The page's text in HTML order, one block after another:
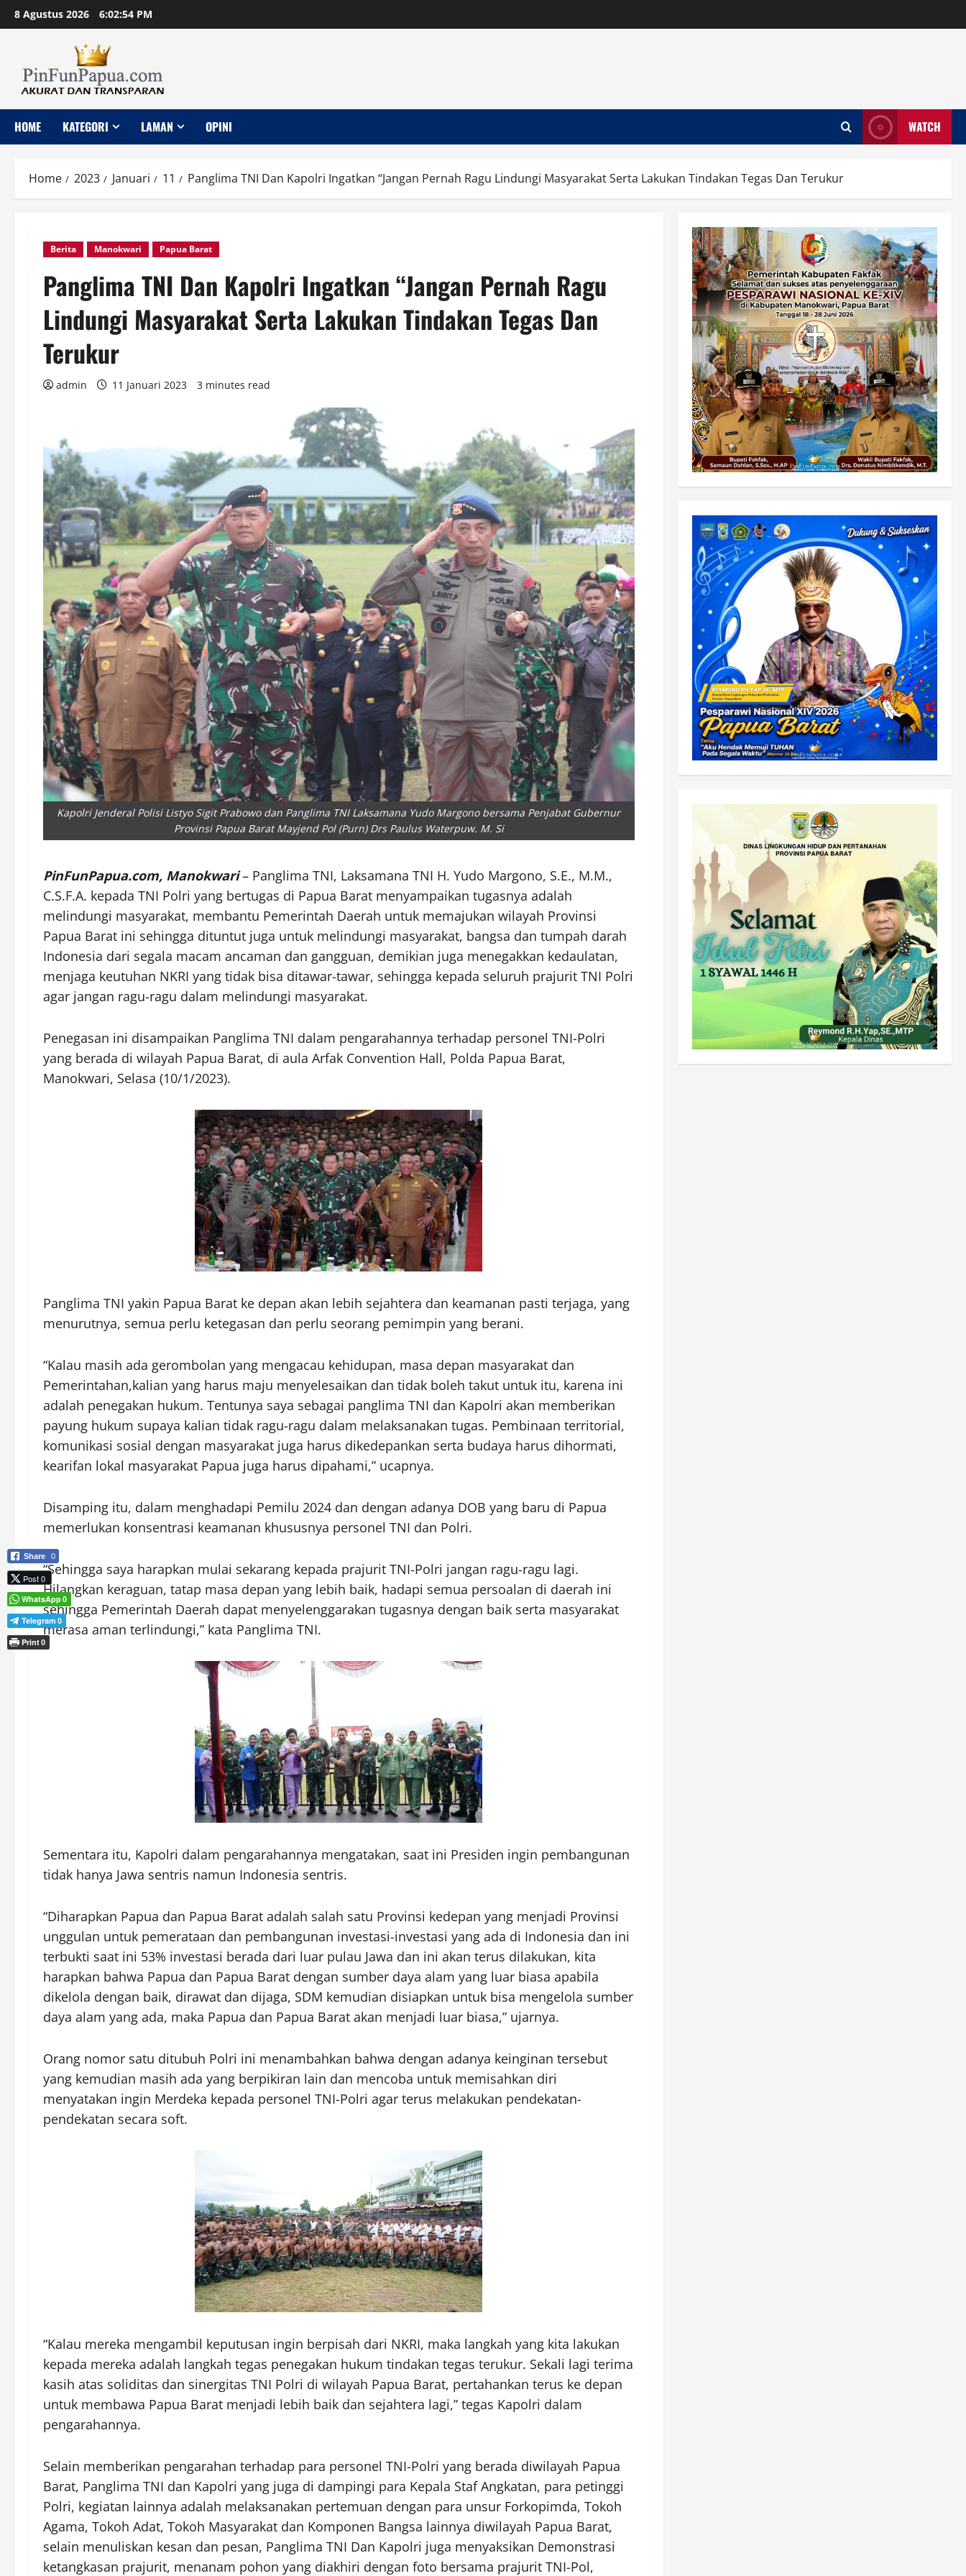
Skip
to
8 Agustus 2026 6:02:55 PM
HOME KATEGORI LAMAN OPINI WATCH
Home 2023 Januari 11 Panglima TNI Dan Kapolri Ingatkan “Jangan Pernah Ragu Lindungi Masyarakat Serta Lakukan Tindakan Tegas Dan Terukur
Berita Manokwari Papua Barat
Panglima TNI Dan Kapolri Ingatkan “Jangan Pernah Ragu
Lindungi Masyarakat Serta Lakukan Tindakan Tegas Dan
Terukur
admin 11 Januari 2023 3 minutes read
Kapolri Jenderal Polisi Listyo Sigit Prabowo dan Panglima TNI Laksamana Yudo Margono bersama Penjabat Gubernur
Provinsi Papua Barat Mayjend Pol (Purn) Drs Paulus Waterpuw. M. Si
PinFunPapua.com, Manokwari– Panglima TNI, Laksamana TNI H. Yudo Margono, S.E., M.M.,
C.S.F.A. kepada TNI Polri yang bertugas di Papua Barat menyampaikan tugasnya adalah
melindungi masyarakat, membantu Pemerintah Daerah untuk memajukan wilayah Provinsi
Papua Barat ini sehingga dituntut juga untuk melindungi masyarakat, bangsa dan tumpah darah
Indonesia dari segala macam ancaman dan gangguan, demikian juga menegakkan kedaulatan,
menjaga keutuhan NKRI yang tidak bisa ditawar-tawar, sehingga kepada seluruh prajurit TNI Polri
agar jangan ragu-ragu dalam melindungi masyarakat.
Penegasan ini disampaikan Panglima TNI dalam pengarahannya terhadap personel TNI-Polri
yang berada di wilayah Papua Barat, di aula Arfak Convention Hall, Polda Papua Barat,
Manokwari, Selasa (10/1/2023).
Panglima TNI yakin Papua Barat ke depan akan lebih sejahtera dan keamanan pasti terjaga, yang
menurutnya, semua perlu ketegasan dan perlu seorang pemimpin yang berani.
“Kalau masih ada gerombolan yang mengacau kehidupan, masa depan masyarakat dan
Pemerintahan,kalian yang harus maju menyelesaikan dan tidak boleh takut untuk itu, karena ini
adalah penegakan hukum. Tentunya saya sebagai panglima TNI dan Kapolri akan memberikan
payung hukum supaya kalian tidak ragu-ragu dalam melaksanakan tugas. Pembinaan territorial,
komunikasi sosial dengan masyarakat juga harus dikedepankan serta budaya harus dihormati,
kearifan lokal masyarakat Papua juga harus dipahami,” ucapnya.
Disamping itu, dalam menghadapi Pemilu 2024 dan dengan adanya DOB yang baru di Papua
memerlukan konsentrasi keamanan khususnya personel TNI dan Polri.
“Sehingga saya harapkan mulai sekarang kepada prajurit TNI-Polri jangan ragu-ragu lagi.
Hilangkan keraguan, tatap masa depan yang lebih baik, hadapi semua persoalan di daerah ini
sehingga Pemerintah Daerah dapat menyelenggarakan tugasnya dengan baik serta masyarakat
merasa aman terlindungi,” kata Panglima TNI.
Sementara itu, Kapolri dalam pengarahannya mengatakan, saat ini Presiden ingin pembangunan
tidak hanya Jawa sentris namun Indonesia sentris.
“Diharapkan Papua dan Papua Barat adalah salah satu Provinsi kedepan yang menjadi Provinsi
unggulan untuk pemerataan dan pembangunan investasi-investasi yang ada di Indonesia dan ini
terbukti saat ini 53% investasi berada dari luar pulau Jawa dan ini akan terus dilakukan, kita
harapkan bahwa Papua dan Papua Barat dengan sumber daya alam yang luar biasa apabila
dikelola dengan baik, dirawat dan dijaga, SDM kemudian disiapkan untuk bisa mengelola sumber
daya alam yang ada, maka Papua dan Papua Barat akan menjadi luar biasa,” ujarnya.
Orang nomor satu ditubuh Polri ini menambahkan bahwa dengan adanya keinginan tersebut
yang kemudian masih ada yang berpikiran lain dan mencoba untuk memisahkan diri
menyatakan ingin Merdeka kepada personel TNI-Polri agar terus melakukan pendekatan-
pendekatan secara soft.
“Kalau mereka mengambil keputusan ingin berpisah dari NKRI, maka langkah yang kita lakukan
kepada mereka adalah langkah tegas penegakan hukum tindakan tegas terukur. Sekali lagi terima
kasih atas soliditas dan sinergitas TNI Polri di wilayah Papua Barat, pertahankan terus ke depan
untuk membawa Papua Barat menjadi lebih baik dan sejahtera lagi,” tegas Kapolri dalam
pengarahannya.
Selain memberikan pengarahan terhadap para personel TNI-Polri yang berada diwilayah Papua
Barat, Panglima TNI dan Kapolri yang juga di dampingi para Kepala Staf Angkatan, para petinggi
Polri, kegiatan lainnya adalah melaksanakan pertemuan dengan para unsur Forkopimda, Tokoh
Agama, Tokoh Adat, Tokoh Masyarakat dan Komponen Bangsa lainnya diwilayah Papua Barat,
selain menuliskan kesan dan pesan, Panglima TNI Dan Kapolri juga menyaksikan Demonstrasi
ketangkasan prajurit, menanam pohon yang diakhiri dengan foto bersama prajurit TNI-Pol,
Share 0
Post 0
WhatsApp0
Telegram 0
Print0